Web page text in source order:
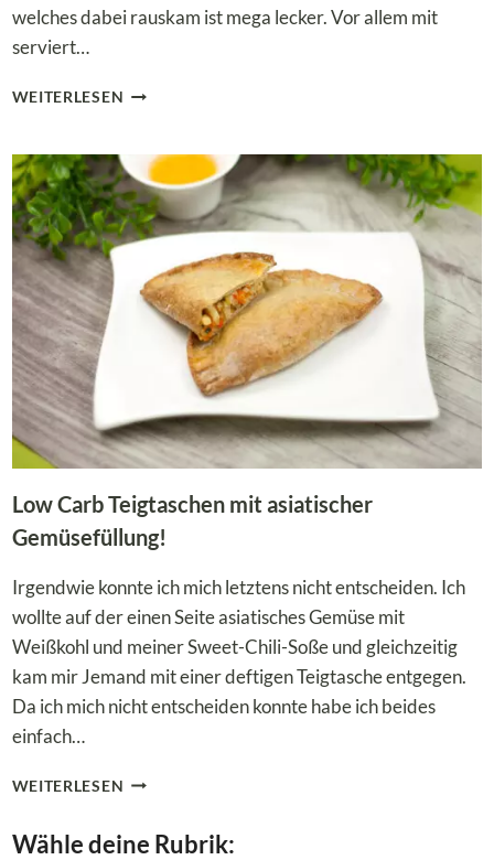
welches dabei rauskam ist mega lecker. Vor allem mit
serviert…
WEITERLESEN GEBRATENE
KNUSPRIGER
ENTE
–
EINE
GESUNDE
VARIANTE
ZU
GEBRATENEN
NUDELN
Low Carb Teigtaschen mit asiatischer
Gemüsefüllung!
Irgendwie konnte ich mich letztens nicht entscheiden. Ich
wollte auf der einen Seite asiatisches Gemüse mit
Weißkohl und meiner Sweet-Chili-Soße und gleichzeitig
kam mir Jemand mit einer deftigen Teigtasche entgegen.
Da ich mich nicht entscheiden konnte habe ich beides
einfach…
WEITERLESEN LOW
MIT
Wähle deine Rubrik: